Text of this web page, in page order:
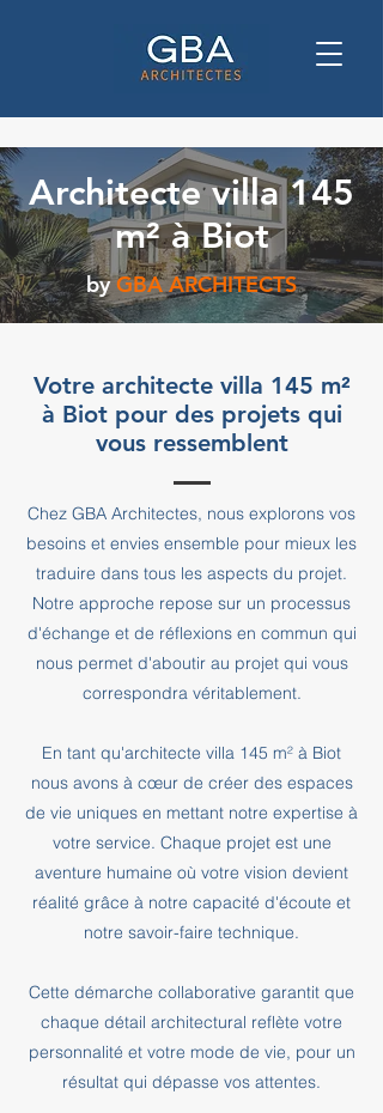
Architecte villa 145
m² à Biot
by GBA ARCHITECTS
Votre architecte villa 145 m²
à Biot pour des projets qui
vous ressemblent
Chez GBA Architectes, nous explorons vos
besoins et envies ensemble pour mieux les
traduire dans tous les aspects du projet.
Notre approche repose sur un processus
d'échange et de réflexions en commun qui
nous permet d'aboutir au projet qui vous
correspondra véritablement.
En tant qu'architecte villa 145 m² à Biot
nous avons à cœur de créer des espaces
de vie uniques en mettant notre expertise à
votre service. Chaque projet est une
aventure humaine où votre vision devient
réalité grâce à notre capacité d'écoute et
notre savoir-faire technique.
Cette démarche collaborative garantit que
chaque détail architectural reflète votre
personnalité et votre mode de vie, pour un
résultat qui dépasse vos attentes.